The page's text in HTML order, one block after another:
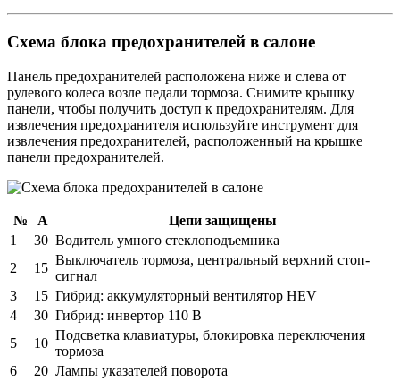
Схема блока предохранителей в салоне
Панель предохранителей расположена ниже и слева от
рулевого колеса возле педали тормоза. Снимите крышку
панели, чтобы получить доступ к предохранителям. Для
извлечения предохранителя используйте инструмент для
извлечения предохранителей, расположенный на крышке
панели предохранителей.
№ А
Цепи защищены
1
30 Водитель умного стеклоподъемника
2
15
Выключатель тормоза, центральный верхний стоп-
сигнал
3
15 Гибрид: аккумуляторный вентилятор HEV
4
30 Гибрид: инвертор 110 В
5
10
Подсветка клавиатуры, блокировка переключения
тормоза
6
20 Лампы указателей поворота